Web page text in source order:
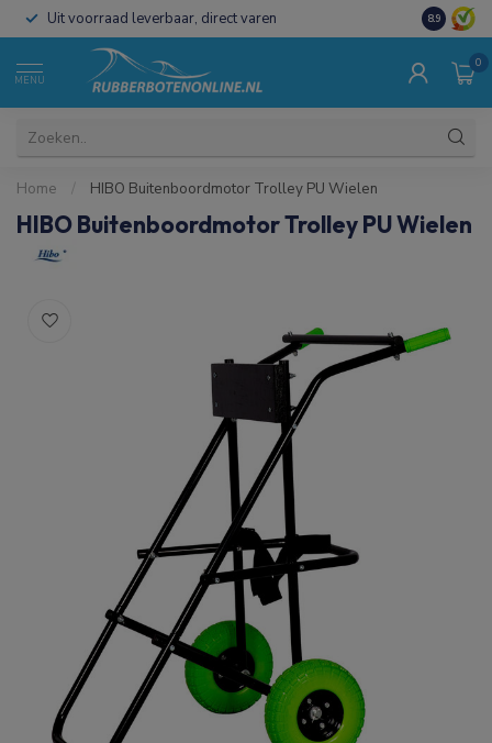
Uit voorraad leverbaar, direct varen Al 15 jaar
8.9
MENU
0
Home / HIBO Buitenboordmotor Trolley PU Wielen
HIBO Buitenboordmotor Trolley PU Wielen